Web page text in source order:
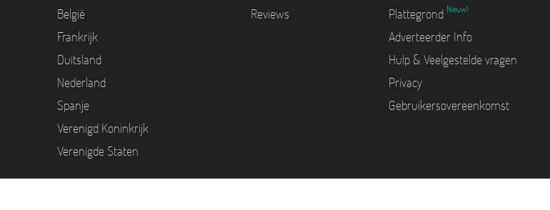
België
Frankrijk
Duitsland
Nederland
Spanje
Verenigd Koninkrijk
Verenigde Staten
Reviews
Plattegrond Nieuw!
Adverteerder Info
Hulp & Veelgestelde vragen
Privacy
Gebruikersovereenkomst